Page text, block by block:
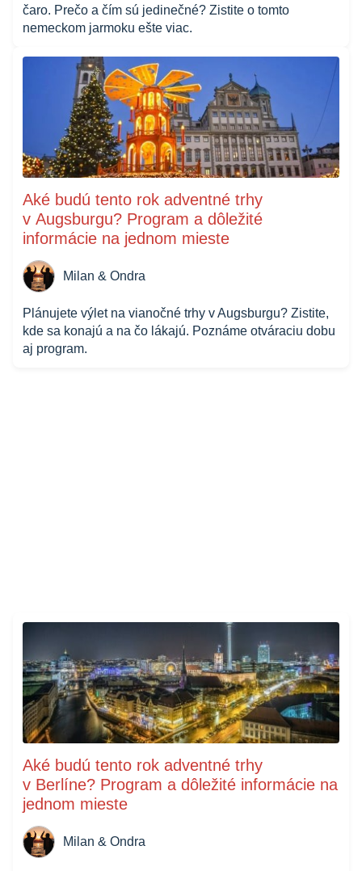
čaro. Prečo a čím sú jedinečné? Zistite o tomto
nemeckom jarmoku ešte viac.
Aké budú tento rok adventné trhy
v Augsburgu? Program a dôležité
informácie na jednom mieste
Milan & Ondra
Plánujete výlet na vianočné trhy v Augsburgu? Zistite,
kde sa konajú a na čo lákajú. Poznáme otváraciu dobu
aj program.
Aké budú tento rok adventné trhy
v Berlíne? Program a dôležité informácie na
jednom mieste
Milan & Ondra